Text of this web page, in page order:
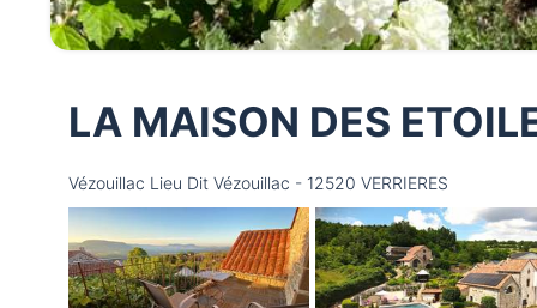
LA MAISON DES
Vézouillac Lieu Dit Vézouillac - 12520 VERRIERES